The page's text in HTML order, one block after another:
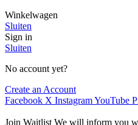
Winkelwagen
Sluiten
Sign in
Sluiten
No account yet?
Create an Account
Facebook X InstagramYouTube
Join Waitlist We will inform you